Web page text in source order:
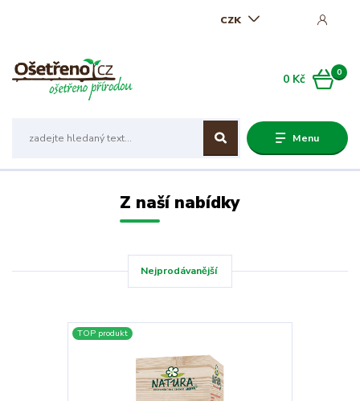
Menu
CZK
0
0 Kč
Z naší nabídky
Nejprodávanější
TOP produkt